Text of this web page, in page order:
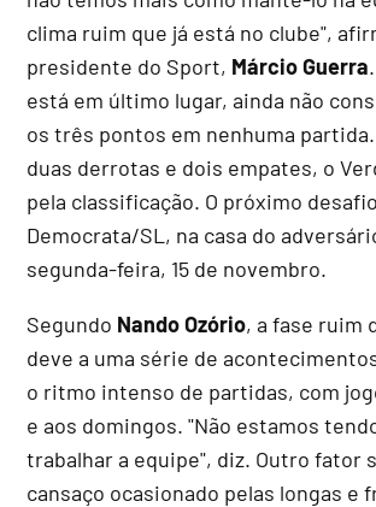
clima ruim que já está no clube",
presidente do Sport, Márcio Guerra
está em último lugar, ainda não
os três pontos em nenhuma
duas derrotas e dois empates, o
pela classificação. O próximo
Democrata/SL, na casa do
segunda-feira, 15 de novembro.
Segundo Nando Ozório, a fase ruim
deve a uma série de
o ritmo intenso de partidas, com
e aos domingos. "Não estamos
trabalhar a equipe", diz. Outro fator
cansaço ocasionado pelas longas e